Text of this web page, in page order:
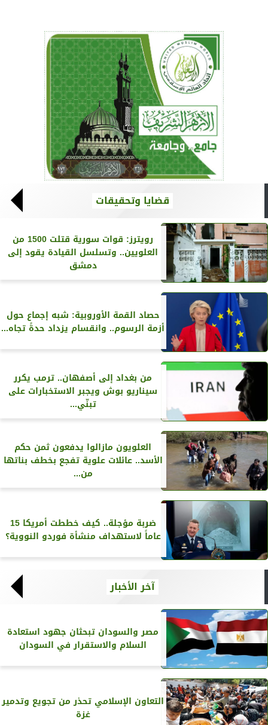
قضايا وتحقيقات
رويترز‏: قوات سورية قتلت 1500 من
العلويين.. وتسلسل القيادة يقود إلى
دمشق
حصاد القمة الأوروبية: شبه إجماع حول
أزمة الرسوم.. وانقسام يزداد حدةً تجاه...
من بغداد إلى أصفهان.. ترمب يكرر
سيناريو بوش ويجبر الاستخبارات على
تبنّي...
العلويون مازالوا يدفعون ثمن حكم
الأسد.. عائلات علوية تفجع بخطف بناتها
من...
ضربة مؤجلة.. كيف خططت أمريكا 15
عاماً لاستهداف منشأة فوردو النووية؟
آخر الأخبار
مصر والسودان تبحثان جهود استعادة
السلام والاستقرار في السودان
التعاون الإسلامي تحذر من تجويع وتدمير
غزة